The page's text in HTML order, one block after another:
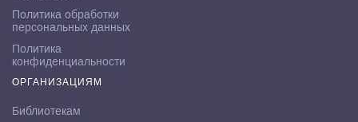
Политика обработки
персональных данных
Политика
конфиденциальности
ОРГАНИЗАЦИЯМ
Библиотекам